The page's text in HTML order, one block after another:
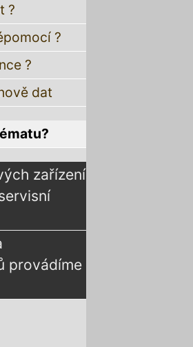
?
?
?
dat
zařízení
provádíme